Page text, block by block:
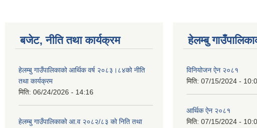
बजेट, नीति तथा कार्यक्रम
हेलम्बु गाउँपालिकाको आर्थिक वर्ष २०८३।८४को नीति
तथा कार्यक्रम
मिति: 06/24/2026 - 14:16
हेलम्बु गाउँपालिकाको आ.व २०८२/८३ को निति तथा
हेलम्बु
विनियोजन ऐन २०८१
मिति: 07/15/2024 -
आर्थिक ऐन २०८१
मिति: 07/15/2024 -